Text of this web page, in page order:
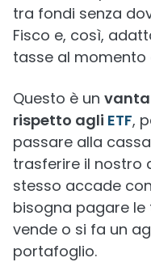
tra fondi senza
Fisco e, così,
tasse al momento
Questo è un
rispetto agli ETF,
passare alla
trasferire il nostro
stesso accade
bisogna pagare le
vende o si fa un
portafoglio.